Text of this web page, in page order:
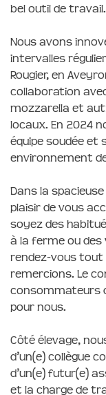
bel outil de travail.
Nous avons
intervalles
Rougier, en
collaboration
mozzarella et
locaux. En 2024
équipe soudée et
environnement
Dans la
plaisir de vous
soyez des
à la ferme ou
rendez-vous tout
remercions. Le
consommateurs
pour nous.
Côté élevage,
d’un(e) collègue
d’un(e) futur(e)
et la charge de